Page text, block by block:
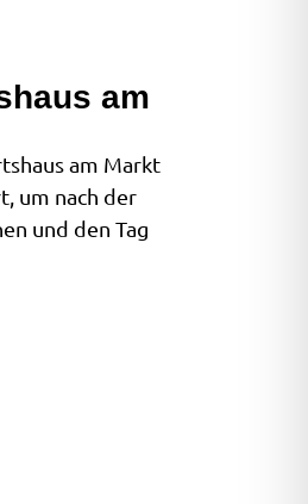
am
am Markt
um nach der
und den Tag